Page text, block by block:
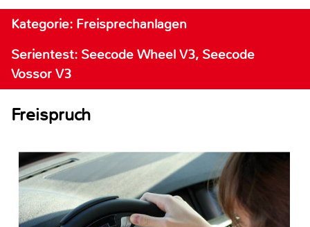
Kategorie: Freisprechanlagen
Serientest: Seecode Wheel V3, Seecode
Vossor V3
Freispruch